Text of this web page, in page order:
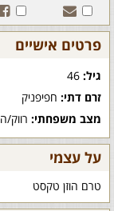
פרטים אישיים
גיל:
זרם דתי: חפיפניק
מצב משפחתי: רווק/ה
על עצמי
טרם הוזן טקסט